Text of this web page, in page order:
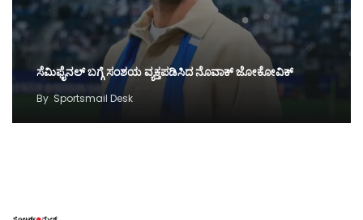
ಸೆಮಿಫೈನಲ್‌ ಬಗ್ಗೆ ಸಂಶಯ ವ್ಯಕ್ತಪಡಿಸಿದ ನೊವಾಕ್‌ ಜೋಕೋವಿಕ್‌
By Sportsmail Desk